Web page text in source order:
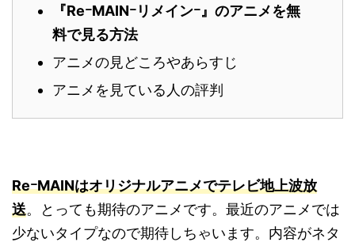
『ReｰMAINｰリメインｰ』のアニメを無
料で見る方法
アニメの見どころやあらすじ
アニメを見ている人の評判
ReｰMAINはオリジナルアニメでテレビ地上波放
送。とっても期待のアニメです。最近のアニメでは
少ないタイプなので期待しちゃいます。内容がネタ